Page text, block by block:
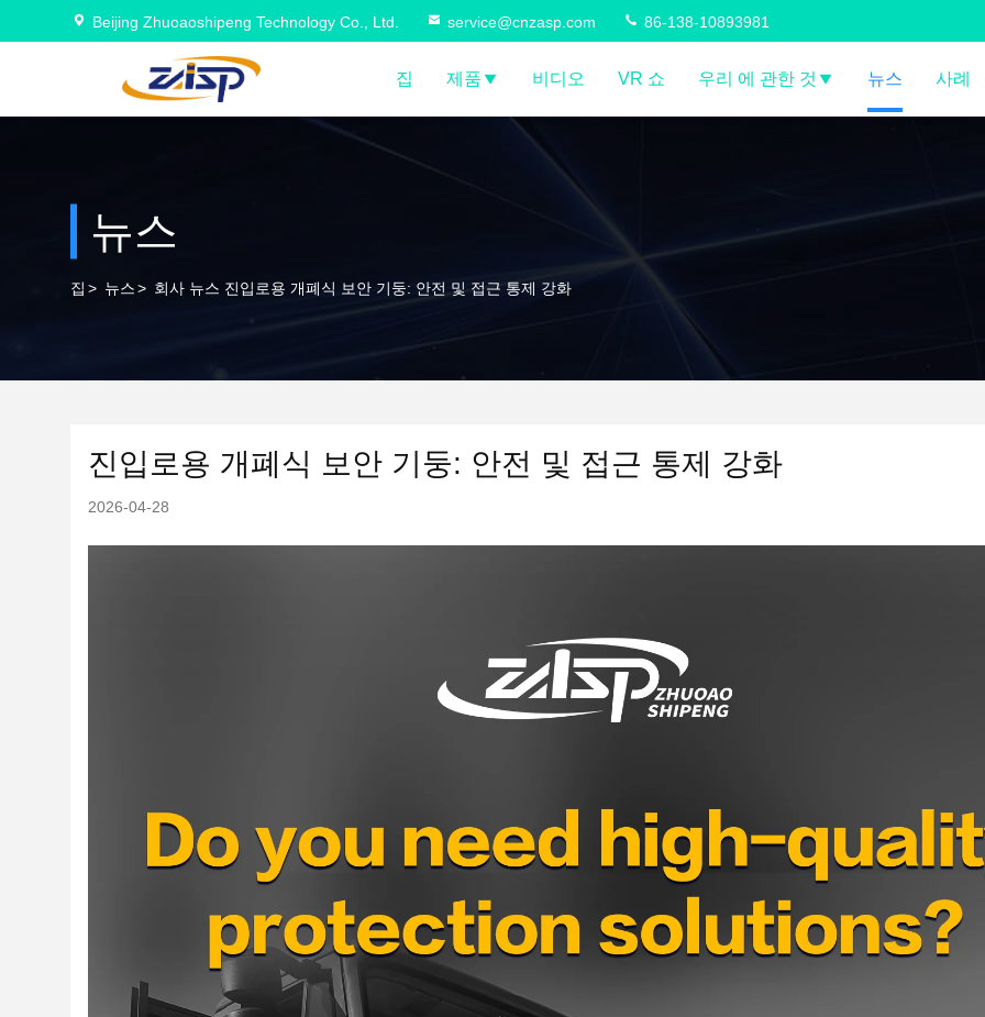
Beijing Zhuoaoshipeng Technology Co., Ltd. service@cnzasp.com 86-138-10893981
집 제품 비디오 VR 쇼 우리 에 관한 것 뉴스 사례
뉴스
집 > 뉴스> 회사 뉴스 진입로용 개폐식 보안 기둥: 안전 및 접근 통제 강화
진입로용 개폐식 보안 기둥: 안전 및 접근 통제 강화
2026-04-28